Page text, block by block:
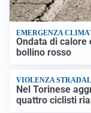
EMERGENZA
Ondata di calore
bollino rosso
VIOLENZA
Nel Torinese
quattro ciclisti